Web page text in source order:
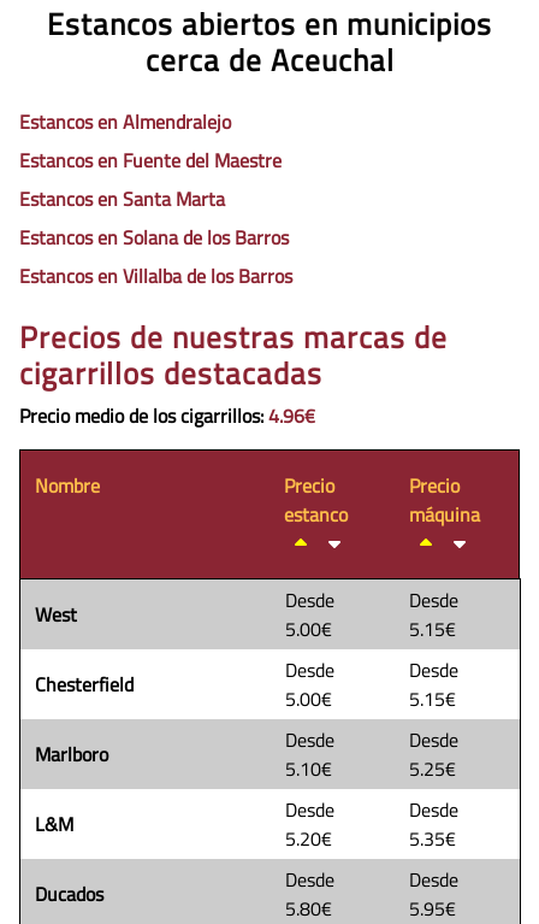
Estancos abiertos en municipios
cerca de Aceuchal
Estancos en Almendralejo
Estancos en Fuente del Maestre
Estancos en Santa Marta
Estancos en Solana de los Barros
Estancos en Villalba de los Barros
Precios de nuestras marcas de
cigarrillos destacadas
Precio medio de los cigarrillos:4.96€
Nombre
Precio
estanco
Precio
máquina
West
Desde
5.00€
Desde
5.15€
Chesterfield
Desde
5.00€
Desde
5.15€
Marlboro
Desde
5.10€
Desde
5.25€
L&M
Desde
5.20€
Desde
5.35€
Ducados
Desde
5.80€
Desde
5.95€